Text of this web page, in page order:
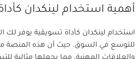
أهمية استخدام لينكدان
استخدام لينكدان كأداة تسويقية يوفر لك
للتوسع في السوق. حيث أن هذه المنصة